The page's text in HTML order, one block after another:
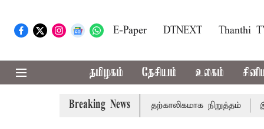
E-Paper DTNEXT Thanthi
தமிழகம் தேசியம் உலகம்
Breaking News
அமர்நாத் யாத்திரை தற்காலிகமாக நிறுத்தம்